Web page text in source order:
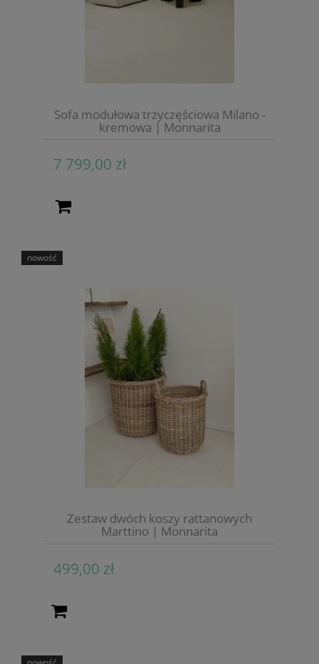
Sofa modułowa trzyczęściowa Milano -
kremowa | Monnarita
7 799,00 zł
Zestaw dwóch koszy rattanowych
Marttino | Monnarita
499,00 zł
nowość